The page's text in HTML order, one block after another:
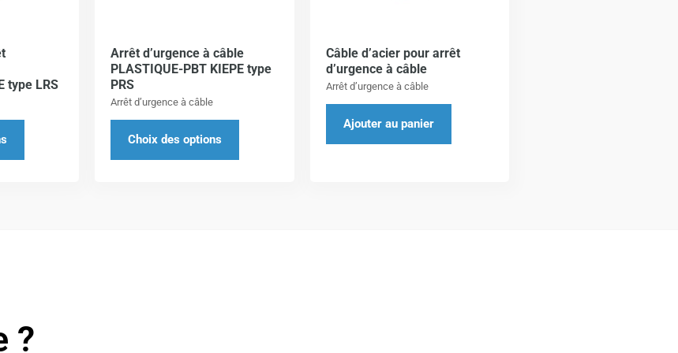
type LRS
être
sur
page
Arrêt d’urgence à câble
PLASTIQUE-PBT KIEPE type
PRS
Arrêt d’urgence à câble
Choix des options
peuvent
être
sur
page
Câble d’acier pour arrêt
d’urgence à câble
Arrêt d’urgence à câble
Ajouter au panier
?